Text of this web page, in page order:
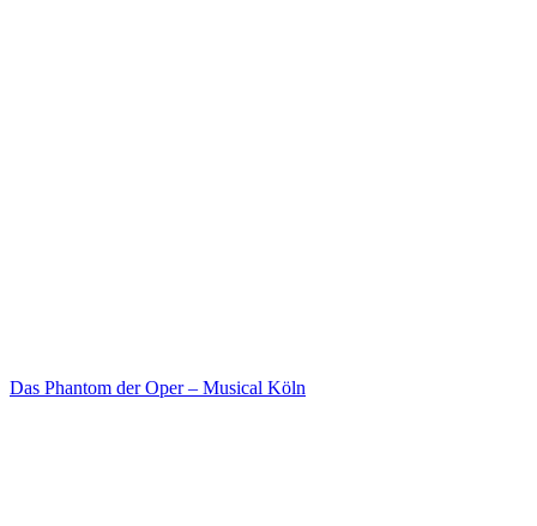
Das Phantom der Oper – Musical Köln